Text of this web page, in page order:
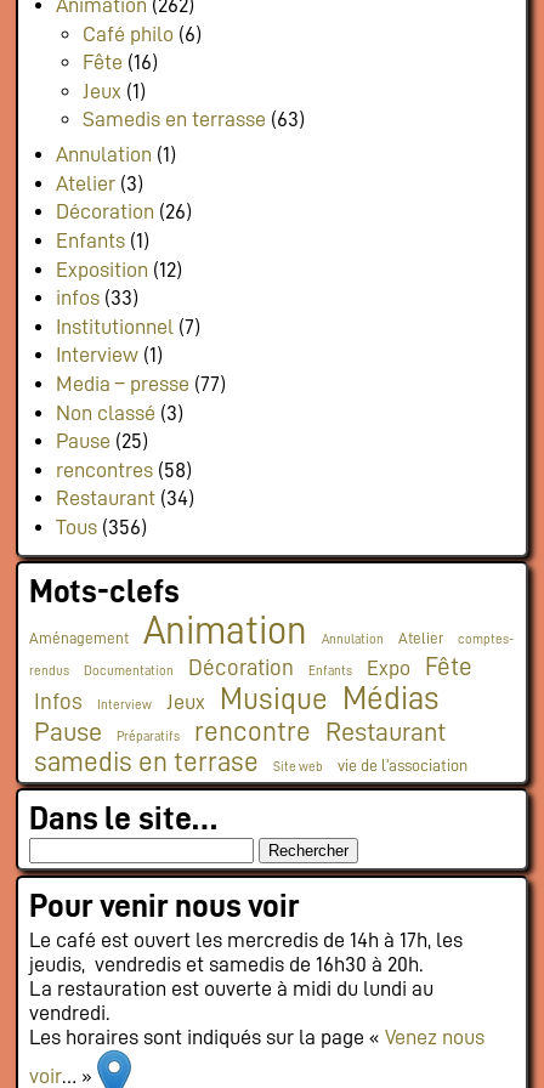
Animation (262)
Café philo (6)
Fête (16)
Jeux (1)
Samedis en terrasse (63)
Annulation (1)
Atelier(3)
Décoration (26)
Enfants(1)
Exposition (12)
infos(33)
Institutionnel (7)
Interview(1)
Media – presse (77)
Non classé (3)
Pause (25)
rencontres(58)
Restaurant(34)
Tous(356)
Mots-clefs
Aménagement Animation Annulation Atelier comptes-
rendus Documentation Décoration Enfants Expo Fête
Infos Interview Jeux Musique Médias
Pause Préparatifs rencontre Restaurant
samedis en terrase Site web vie de l'association
Dans le site…
Pour venir nous voir
Le café est ouvert les mercredis de 14h à 17h, les
jeudis, vendredis et samedis de 16h30 à 20h.
La restauration est ouverte à midi du lundi au
vendredi.
Les horaires sont indiqués sur la page « Venez nous
voir… »